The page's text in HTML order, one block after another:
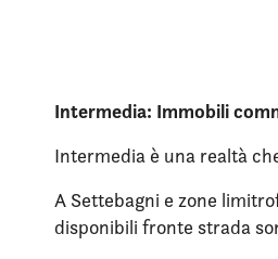
Intermedia: Immobili
Intermedia è una realtà
A Settebagni e zone
disponibili fronte strada